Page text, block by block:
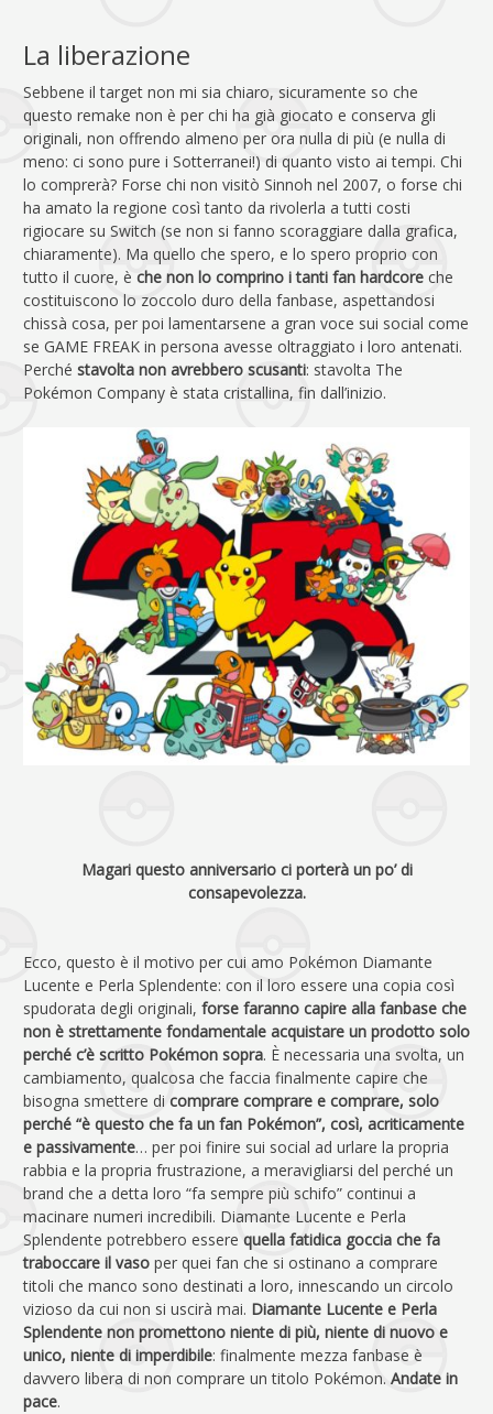
La liberazione
Sebbene il target non mi sia chiaro, sicuramente so che
questo remake non è per chi ha già giocato e conserva gli
originali, non offrendo almeno per ora nulla di più (e nulla di
meno: ci sono pure i Sotterranei!) di quanto visto ai tempi. Chi
lo comprerà? Forse chi non visitò Sinnoh nel 2007, o forse chi
ha amato la regione così tanto da rivolerla a tutti costi
rigiocare su Switch (se non si fanno scoraggiare dalla grafica,
chiaramente). Ma quello che spero, e lo spero proprio con
tutto il cuore, è che non lo comprino i tanti fan hardcore che
costituiscono lo zoccolo duro della fanbase, aspettandosi
chissà cosa, per poi lamentarsene a gran voce sui social come
se GAME FREAK in persona avesse oltraggiato i loro antenati.
Perché stavolta non avrebbero scusanti: stavolta The
Pokémon Company è stata cristallina, fin dall’inizio.
Magari questo anniversario ci porterà un po’ di
consapevolezza.
Ecco, questo è il motivo per cui amo Pokémon Diamante
Lucente e Perla Splendente: con il loro essere una copia così
spudorata degli originali, forse faranno capire alla fanbase che
non è strettamente fondamentale acquistare un prodotto solo
perché c’è scritto Pokémon sopra. È necessaria una svolta, un
cambiamento, qualcosa che faccia finalmente capire che
bisogna smettere di comprare comprare e comprare, solo
perché “è questo che fa un fan Pokémon”, così, acriticamente
e passivamente… per poi finire sui social ad urlare la propria
rabbia e la propria frustrazione, a meravigliarsi del perché un
brand che a detta loro “fa sempre più schifo” continui a
macinare numeri incredibili. Diamante Lucente e Perla
Splendente potrebbero essere quella fatidica goccia che fa
traboccare il vaso per quei fan che si ostinano a comprare
titoli che manco sono destinati a loro, innescando un circolo
vizioso da cui non si uscirà mai. Diamante Lucente e Perla
Splendente non promettono niente di più, niente di nuovo e
unico, niente di imperdibile: finalmente mezza fanbase è
davvero libera di non comprare un titolo Pokémon. Andate in
pace.